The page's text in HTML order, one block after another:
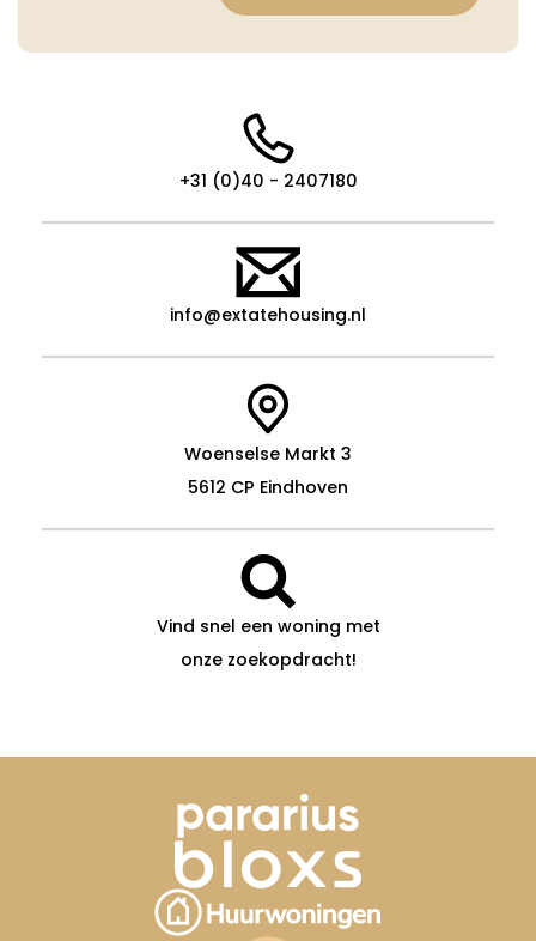
+31 (0)40 - 2407180
info@extatehousing.nl
Woenselse Markt 3
5612 CP Eindhoven
Vind snel een woning met
onze zoekopdracht!